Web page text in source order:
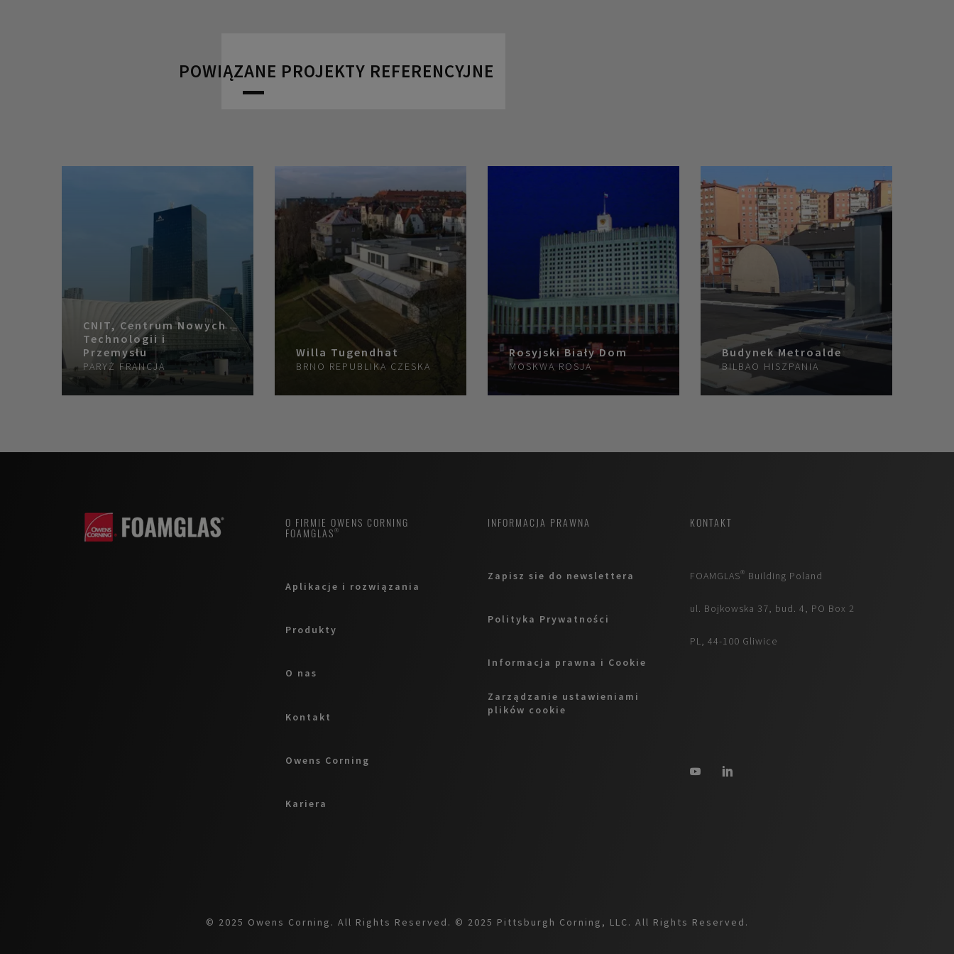
POWIĄZANE PROJEKTY REFERENCYJNE
CNIT, Centrum Nowych
Technologii i
Przemysłu
PARYŻ FRANCJA
Willa Tugendhat
BRNO REPUBLIKA CZESKA
Rosyjski Biały Dom
MOSKWA ROSJA
Budynek Metroalde
BILBAO HISZPANIA
O FIRMIE OWENS CORNING
FOAMGLAS®
Aplikacje i rozwiązania
Produkty
O nas
Kontakt
Owens Corning
Kariera
INFORMACJA PRAWNA
Zapisz sie do newslettera
Polityka Prywatności
Informacja prawna i Cookie
Zarządzanie ustawieniami
plików cookie
KONTAKT
FOAMGLAS® Building Poland
ul. Bojkowska 37, bud. 4, PO Box 2
PL, 44-100 Gliwice
© 2025 Owens Corning. All Rights Reserved. © 2025 Pittsburgh Corning, LLC. All Rights Reserved.